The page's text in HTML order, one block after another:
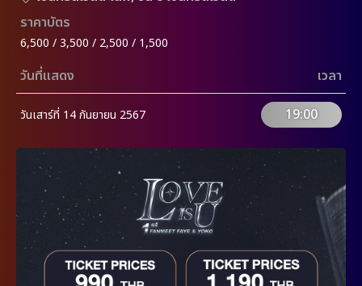
ราคาบัตร
6,500 / 3,500 / 2,500 / 1,500
วันที่แสดง เวลา
วันเสาร์ที่ 14 กันยายน 2567 19:00